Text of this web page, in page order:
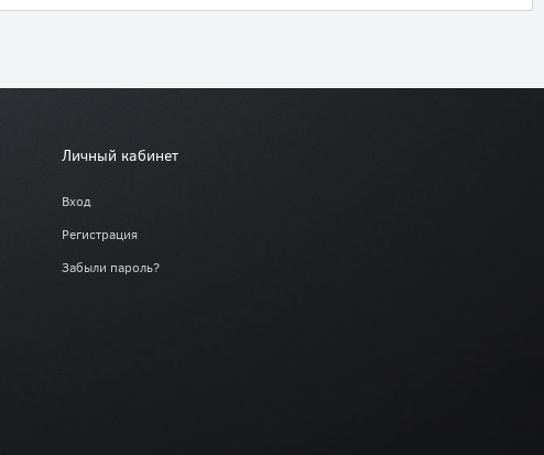
Личный кабинет
Вход
Регистрация
Забыли пароль?